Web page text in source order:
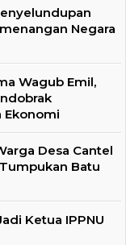
Negara
Wagub Emil,
Ekonomi
Desa Cantel
Batu
Ketua IPPNU